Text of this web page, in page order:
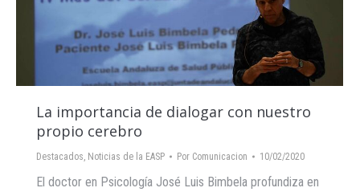
La importancia de dialogar con nuestro
propio cerebro
Destacados, Noticias de la EASP Por Comunicacion 10/02/2020
El doctor en Psicología José Luis Bimbela profundiza en